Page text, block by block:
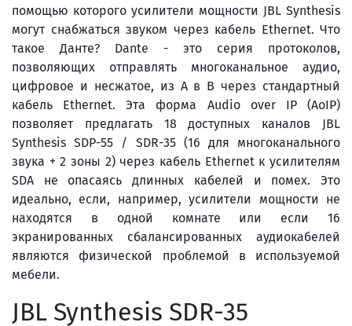
помощью которого усилители мощности JBL Synthesis
могут снабжаться звуком через кабель Ethernet. Что
такое Данте? Dante - это серия протоколов,
позволяющих отправлять многоканальное аудио,
цифровое и несжатое, из А в В через стандартный
кабель Ethernet. Эта форма Audio over IP (AoIP)
позволяет предлагать 18 доступных каналов JBL
Synthesis SDP-55 / SDR-35 (16 для многоканального
звука + 2 зоны 2) через кабель Ethernet к усилителям
SDA не опасаясь длинных кабелей и помех. Это
идеально, если, например, усилители мощности не
находятся в одной комнате или если 16
экранированных сбалансированных аудиокабелей
являются физической проблемой в используемой
мебели.
JBL Synthesis SDR-35